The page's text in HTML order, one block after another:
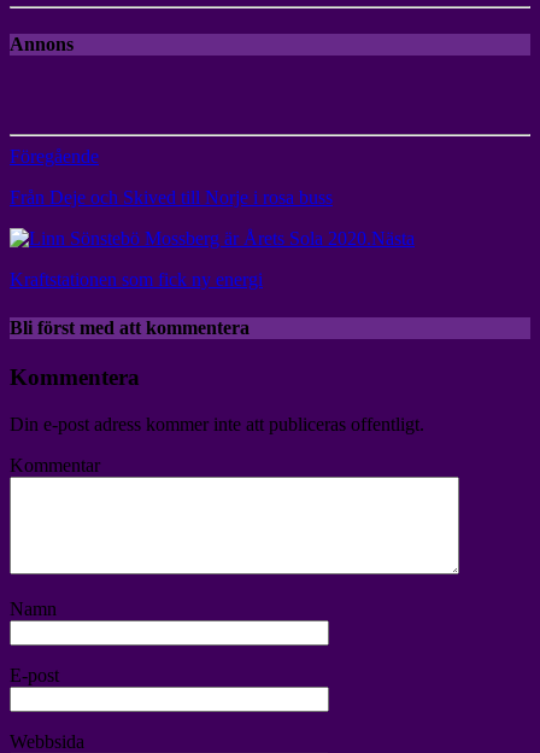
Annons
Föregående
Från Deje och Skived till Norje i rosa buss
Nästa
Kraftstationen som fick ny energi
Bli först med att kommentera
Kommentera
Din e-post adress kommer inte att publiceras offentligt.
Kommentar
Namn
E-post
Webbsida